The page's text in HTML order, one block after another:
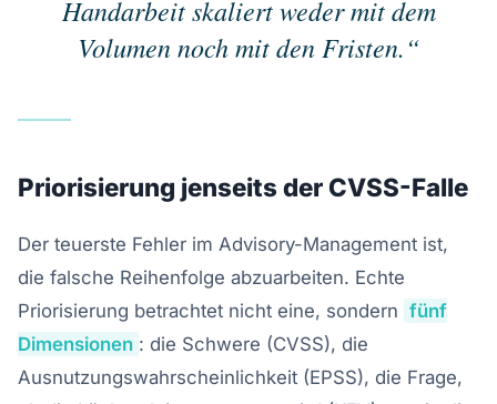
Handarbeit skaliert weder mit dem
Volumen noch mit den Fristen.“
Priorisierung jenseits der CVSS-Falle
Der teuerste Fehler im Advisory-Management ist,
die falsche Reihenfolge abzuarbeiten. Echte
Priorisierung betrachtet nicht eine, sondern fünf
Dimensionen : die Schwere (CVSS), die
Ausnutzungswahrscheinlichkeit (EPSS), die Frage,